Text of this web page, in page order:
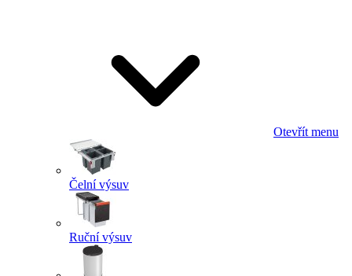
Otevřít menu
Čelní výsuv
Ruční výsuv